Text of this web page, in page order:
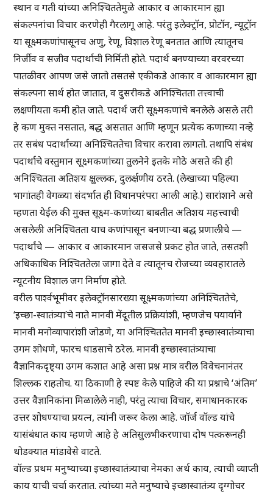
स्थान व गती यांच्या अनिश्चिततेमुळे आकार व आकारमान ह्या
संकल्पनांचा विचार करणेही गैरलागू आहे. परंतु इलेक्ट्रॉन, प्रोटॉन, न्यूट्रॉन
या सूक्ष्मकणांपासूनच अणु, रेणू, विशाल रेणू बनतात आणि त्यातूनच
निर्जीव व सजीव पदार्थाची निर्मिती होते. पदार्थ बनण्याच्या वरवरच्या
पातळीवर आपण जसे जातो तसतसे एकीकडे आकार व आकारमान ह्या
संकल्पना सार्थ होत जातात, व दुसरीकडे अनिश्चितता तत्त्वाची
लक्षणीयता कमी होत जाते. पदार्थ जरी सूक्ष्मकणांचे बनलेले असले तरी
हे कण मुक्त नसतात, बद्ध असतात आणि म्हणून प्रत्येक कणाच्या नव्हे
तर सबंध पदार्थाच्या अनिश्चिततेचा विचार करावा लागतो. तथापि संबंध
पदार्थाचे वस्तुमान सूक्ष्मकणांच्या तुलनेने इतके मोठे असते की ही
अनिश्चितता अतिशय क्षुल्लक, दुलर्क्षणीय ठरते. (लेखाच्या पहिल्या
भागांतही वेगळ्या संदर्भात ही विधानपरंपरा आली आहे.) सारांशाने असे
म्हणता येईल की मुक्त सूक्ष्म-कणांच्या बाबतीत अतिशय महत्त्वाची
असलेली अनिश्चितता याच कणांपासून बनणाऱ्या बद्ध प्रणालीचे —
पदार्थांचे — आकार व आकारमान जसजसे प्रकट होत जाते, तसतशी
अधिकाधिक निश्चिततेला जागा देते व त्यातूनच रोजच्या व्यवहारातले
न्यूटनीय विशाल जग निर्माण होते.
वरील पार्श्वभूमीवर इलेक्ट्रॉनसारख्या सूक्ष्मकणांच्या अनिश्चिततेचे,
‘इच्छा-स्वातंत्र्या’चे नाते मानवी मेंदूतील प्रक्रियांशी, म्हणजेच पयार्याने
मानवी मनोव्यापारांशी जोडणे, या अनिश्चिततेत मानवी इच्छास्वातंत्र्याचा
उगम शोधणे, फारच धाडसाचे ठरेल. मानवी इच्छास्वातंत्र्याचा
वैज्ञानिकदृष्ट्या उगम कशात आहे असा प्रश्न मात्र वरील विवेचनानंतर
शिल्लक राहतोच. या ठिकाणी हे स्पष्ट केले पाहिजे की या प्रश्नाचे ‘अंतिम’
उत्तर वैज्ञानिकांना मिळालेले नाही, परंतु त्याचा विचार, समाधानकारक
उत्तर शोधण्याचा प्रयत्न, त्यांनी जरूर केला आहे. जॉर्ज वॉल्ड यांचे
यासंबंधात काय म्हणणे आहे हे अतिसुलभीकरणाचा दोष पत्करूनही
थोडक्यात मांडावेसे वाटते.
वॉल्ड प्रथम मनुष्याच्या इच्छास्वातंत्र्याचा नेमका अर्थ काय, त्याची व्याप्ती
काय याची चर्चा करतात. त्यांच्या मते मनुष्याचे इच्छास्वातंत्र्य दृग्गोचर